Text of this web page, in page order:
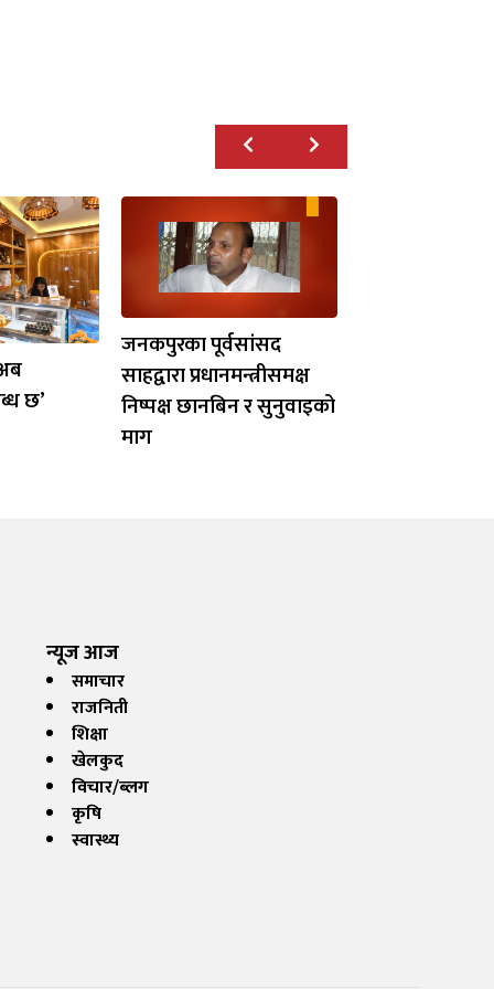
छ’
जनकपुरका पूर्वसांसद
साहद्वारा प्रधानमन्त्रीसमक्ष
निष्पक्ष छानबिन र सुनुवाइको
माग
न्यूज आज
समाचार
राजनिती
शिक्षा
खेलकुद
विचार/ब्लग
कृषि
स्वास्थ्य